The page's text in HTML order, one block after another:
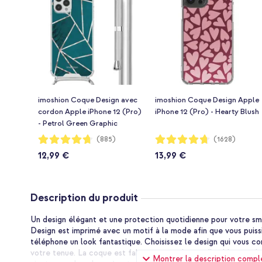
imoshion Coque Design avec
cordon Apple iPhone 12 (Pro)
- Petrol Green Graphic
Notation:
94%
(885)
12,99 €
imoshion Coque Design Apple
iPhone 12 (Pro) - Hearty Blush
Notation:
94%
(1628)
13,99 €
Description du produit
Montrer la description
Un design élégant et une protection quotidienne pour votre
Design est imprimé avec un motif à la mode afin que vous
téléphone un look fantastique. Choisissez le design qui vous
votre tenue. La coque est fabriquée en silicone flexible, qui